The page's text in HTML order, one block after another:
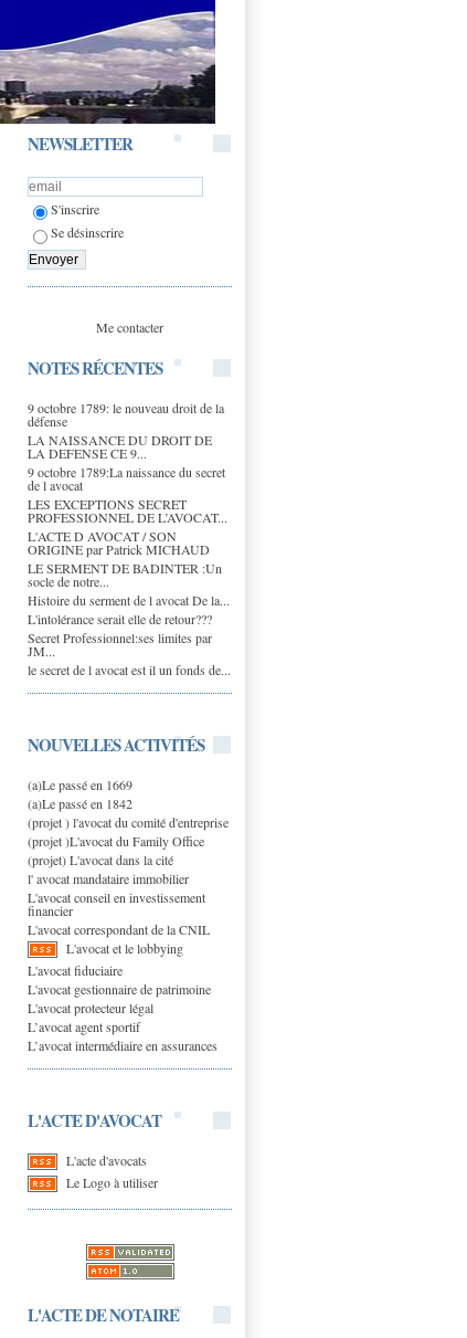
NEWSLETTER
S'inscrire
Se désinscrire
Me contacter
NOTES RÉCENTES
9 octobre 1789: le nouveau droit de la
défense
LA NAISSANCE DU DROIT DE
LA DEFENSE CE 9...
9 octobre 1789:La naissance du secret
de l avocat
LES EXCEPTIONS SECRET
PROFESSIONNEL DE L’AVOCAT...
L'ACTE D AVOCAT / SON
ORIGINE par Patrick MICHAUD
LE SERMENT DE BADINTER :Un
socle de notre...
Histoire du serment de l avocat De la...
L'intolérance serait elle de retour???
Secret Professionnel:ses limites par
JM...
le secret de l avocat est il un fonds de...
NOUVELLES ACTIVITÉS
(a)Le passé en 1669
(a)Le passé en 1842
(projet ) l'avocat du comité d'entreprise
(projet )L'avocat du Family Office
(projet) L'avocat dans la cité
l' avocat mandataire immobilier
L'avocat conseil en investissement
financier
L'avocat correspondant de la CNIL
L'avocat et le lobbying
L'avocat fiduciaire
L'avocat gestionnaire de patrimoine
L'avocat protecteur légal
L’avocat agent sportif
L’avocat intermédiaire en assurances
L'ACTE D'AVOCAT
L'acte d'avocats
Le Logo à utiliser
L'ACTE DE NOTAIRE